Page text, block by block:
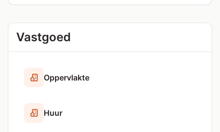
Vastgoed
Oppervlakte
Huur